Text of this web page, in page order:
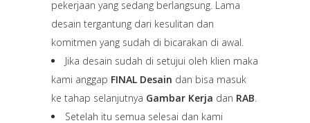
pekerjaan yang sedang berlangsung. Lama
desain tergantung dari kesulitan dan
komitmen yang sudah di bicarakan di awal.
Jika desain sudah di setujui oleh klien maka
kami anggap FINAL Desain dan bisa masuk
ke tahap selanjutnya Gambar Kerja dan RAB.
Setelah itu semua selesai dan kami